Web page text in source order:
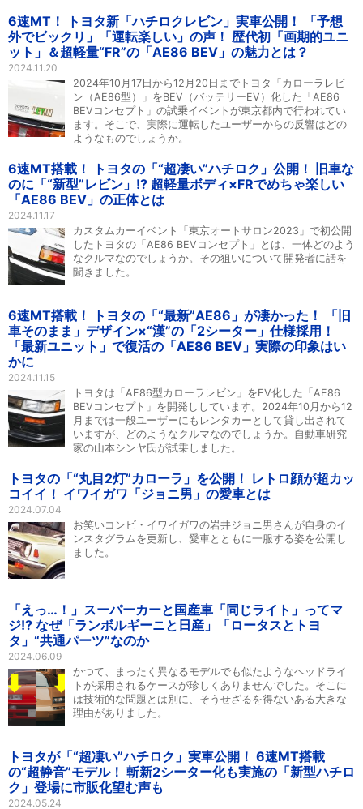
6速MT！ トヨタ新「ハチロクレビン」実車公開！ 「予想
外でビックリ」「運転楽しい」の声！ 歴代初「画期的ユニ
ット」＆超軽量“FR”の「AE86 BEV」の魅力とは？
2024.11.20
2024年10月17日から12月20日までトヨタ「カローラレビ
ン（AE86型）」をBEV（バッテリーEV）化した「AE86
BEVコンセプト」の試乗イベントが東京都内で行われてい
ます。そこで、実際に運転したユーザーからの反響はどの
ようなものでしょうか。
6速MT搭載！ トヨタの「“超凄い”ハチロク」公開！ 旧車な
のに「“新型”レビン」!? 超軽量ボディ×FRでめちゃ楽しい
「AE86 BEV」の正体とは
2024.11.17
カスタムカーイベント「東京オートサロン2023」で初公開
したトヨタの「AE86 BEVコンセプト」とは、一体どのよう
なクルマなのでしょうか。その狙いについて開発者に話を
聞きました。
6速MT搭載！ トヨタの「“最新”AE86」が凄かった！ 「旧
車そのまま」デザイン×“漢”の「2シーター」仕様採用！
「最新ユニット」で復活の「AE86 BEV」実際の印象はい
かに
2024.11.15
トヨタは「AE86型カローラレビン」をEV化した「AE86
BEVコンセプト」を開発ししています。2024年10月から12
月までは一般ユーザーにもレンタカーとして貸し出されて
いますが、どのようなクルマなのでしょうか。自動車研究
家の山本シンヤ氏が試乗しました。
トヨタの「“丸目2灯”カローラ」を公開！ レトロ顔が超カッ
コイイ！ イワイガワ「ジョニ男」の愛車とは
2024.07.04
お笑いコンビ・イワイガワの岩井ジョニ男さんが自身のイ
ンスタグラムを更新し、愛車とともに一服する姿を公開し
ました。
「えっ…！」スーパーカーと国産車「同じライト」ってマ
ジ!? なぜ「ランボルギーニと日産」「ロータスとトヨ
タ」“共通パーツ”なのか
2024.06.09
かつて、まったく異なるモデルでも似たようなヘッドライ
トが採用されるケースが珍しくありませんでした。そこに
は技術的な問題とは別に、そうせざるを得ないある大きな
理由がありました。
トヨタが「“超凄い”ハチロク」実車公開！ 6速MT搭載
の“超静音”モデル！ 斬新2シーター化も実施の「新型ハチロ
ク」登場に市販化望む声も
2024.05.24